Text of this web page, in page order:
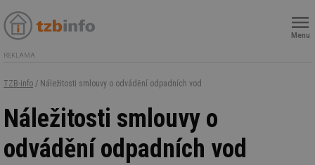
Menu
REKLAMA
TZB-info / Náležitosti smlouvy o odvádění odpadních vod
Náležitosti smlouvy o
odvádění odpadních vod